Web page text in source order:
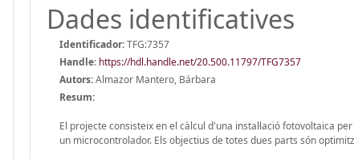
Dades identificatives
Identificador:TFG:7357
Handle: https://hdl.handle.net/20.500.11797/TFG7357
Autors:Almazor Mantero, Bárbara
Resum:
El projecte consisteix en el càlcul d'una instal·lació fotovoltaica
un microcontrolador. Els objectius de totes dues parts són